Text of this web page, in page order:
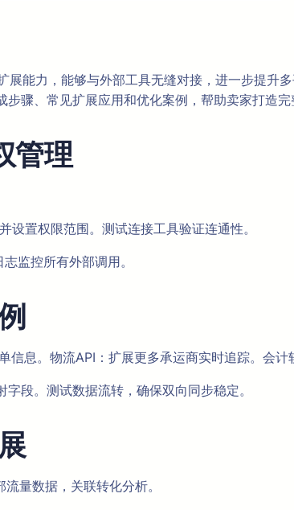
能力，能够与外部工具无缝对接，进一步提升
骤、常见扩展应用和优化案例，帮助卖家打造完
管理
设置权限范围。测试连接工具验证连通性。
监控所有外部调用。
息。物流API：扩展更多承运商实时追踪。会计
段。测试数据流转，确保双向同步稳定。
量数据，关联转化分析。